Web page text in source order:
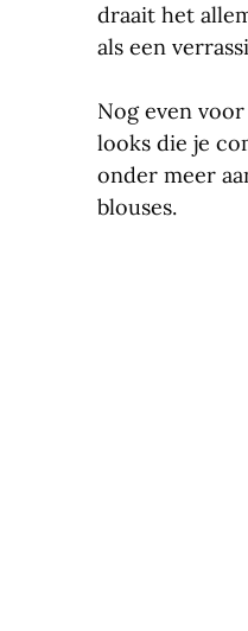
draait het
als een
Nog even
looks die je
onder meer
blouses.